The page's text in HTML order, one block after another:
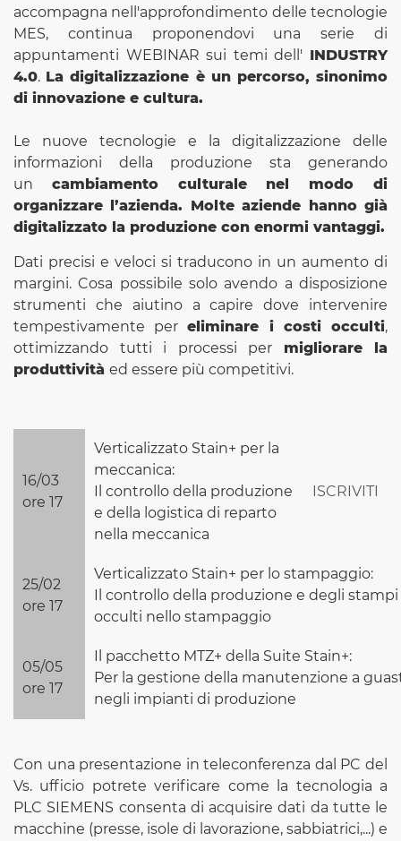
accompagna nell'approfondimento delle tecnologie
MES, continua proponendovi una serie di
appuntamenti WEBINAR sui temi dell' INDUSTRY
4.0. La digitalizzazione è un percorso, sinonimo
di innovazione e cultura.
Le nuove tecnologie e la digitalizzazione delle
informazioni della produzione sta generando
un cambiamento culturale nel modo di
organizzare l’azienda. Molte aziende hanno già
digitalizzato la produzione con enormi vantaggi.
Dati precisi e veloci si traducono in un aumento di
margini. Cosa possibile solo avendo a disposizione
strumenti che aiutino a capire dove intervenire
tempestivamente pereliminare i costi occulti,
ottimizzando tutti i processi per migliorare la
produttività ed essere più competitivi.
16/03
ore 17
Verticalizzato Stain+ per la
meccanica:
Il controllo della produzione
e della logistica di reparto
nella meccanica
ISCRIVITI
25/02
ore 17
Verticalizzato Stain+ per lo stampaggio:
Il controllo della produzione e degli
occulti nello stampaggio
05/05
ore 17
Il pacchetto MTZ+ della Suite Stain+:
Per la gestione della manutenzione a
negli impianti di produzione
Con una presentazione in teleconferenza dal PC del
Vs. ufficio potrete verificare come la tecnologia a
PLC SIEMENS consenta di acquisire dati da tutte le
macchine (presse, isole di lavorazione, sabbiatrici,...) e